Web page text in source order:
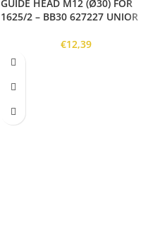
GUIDE HEAD M12 (Ø30) FOR
1625/2 – BB30 627227 UNIOR
€12,39